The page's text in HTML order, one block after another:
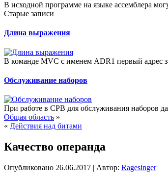
В исходной программе на языке ассемблера
Старые записи
Длина выражения
В команде MVC с именем ADR1 первый адрес
Обслуживание наборов
При работе в СРВ для обслуживания наборов
Общая область »
« Действия над битами
Качество операнда
Опубликовано 26.06.2017 | Автор: Ragesinger